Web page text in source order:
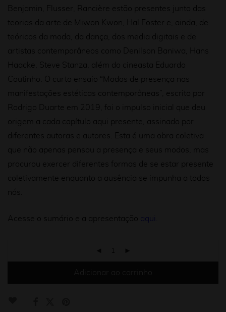
Benjamin, Flusser, Rancière estão presentes junto das
teorias da arte de Miwon Kwon, Hal Foster e, ainda, de
teóricos da moda, da dança, dos media digitais e de
artistas contemporâneos como Denilson Baniwa, Hans
Haacke, Steve Stanza, além do cineasta Eduardo
Coutinho. O curto ensaio “Modos de presença nas
manifestações estéticas contemporâneas”, escrito por
Rodrigo Duarte em 2019, foi o impulso inicial que deu
origem a cada capítulo aqui presente, assinado por
diferentes autoras e autores. Esta é uma obra coletiva
que não apenas pensou a presença e seus modos, mas
procurou exercer diferentes formas de se estar presente
coletivamente enquanto a ausência se impunha a todos
nós.
Acesse o sumário e a apresentação aqui.